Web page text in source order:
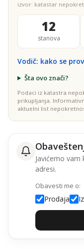
izvor: katastar
12
stanova
Vodič: kako se
Šta ovo znači?
Podaci iz katastra
prikupljanja.
aktuelni list
Javićemo
adresi.
Obavesti me o:
Prodaja